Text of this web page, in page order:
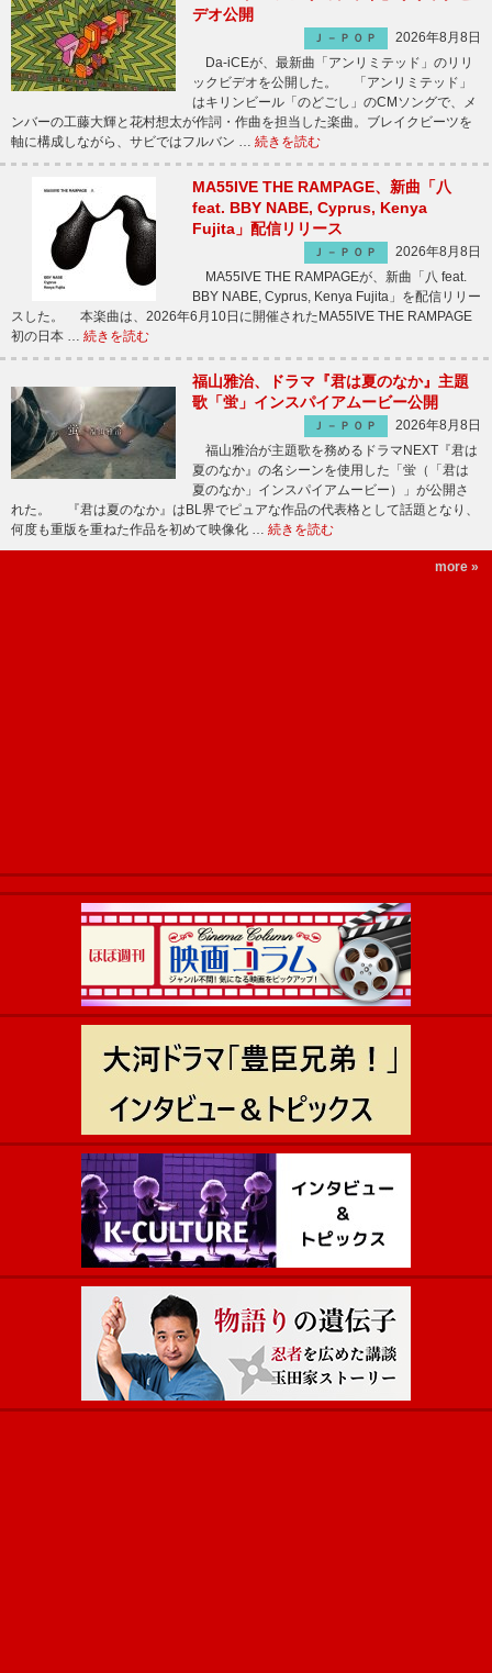
デオ公開
Ｊ－ＰＯＰ
2026年8月8日
Da-iCEが、最新曲「アンリミテッド」のリリ
ックビデオを公開した。 「アンリミテッド」
はキリンビール「のどごし」のCMソングで、メ
ンバーの工藤大輝と花村想太が作詞・作曲を担当した楽曲。ブレイクビーツを
軸に構成しながら、サビではフルバン … 続きを読む
MA55IVE THE RAMPAGE、新曲「八
feat. BBY NABE, Cyprus, Kenya
Fujita」配信リリース
Ｊ－ＰＯＰ
2026年8月8日
MA55IVE THE RAMPAGEが、新曲「八 feat.
BBY NABE, Cyprus, Kenya Fujita」を配信リリー
スした。 本楽曲は、2026年6月10日に開催されたMA55IVE THE RAMPAGE
初の日本 … 続きを読む
福山雅治、ドラマ『君は夏のなか』主題
歌「蛍」インスパイアムービー公開
Ｊ－ＰＯＰ
2026年8月8日
福山雅治が主題歌を務めるドラマNEXT『君は
夏のなか』の名シーンを使用した「蛍（「君は
夏のなか」インスパイアムービー）」が公開さ
れた。 『君は夏のなか』はBL界でピュアな作品の代表格として話題となり、
何度も重版を重ねた作品を初めて映像化 … 続きを読む
more »